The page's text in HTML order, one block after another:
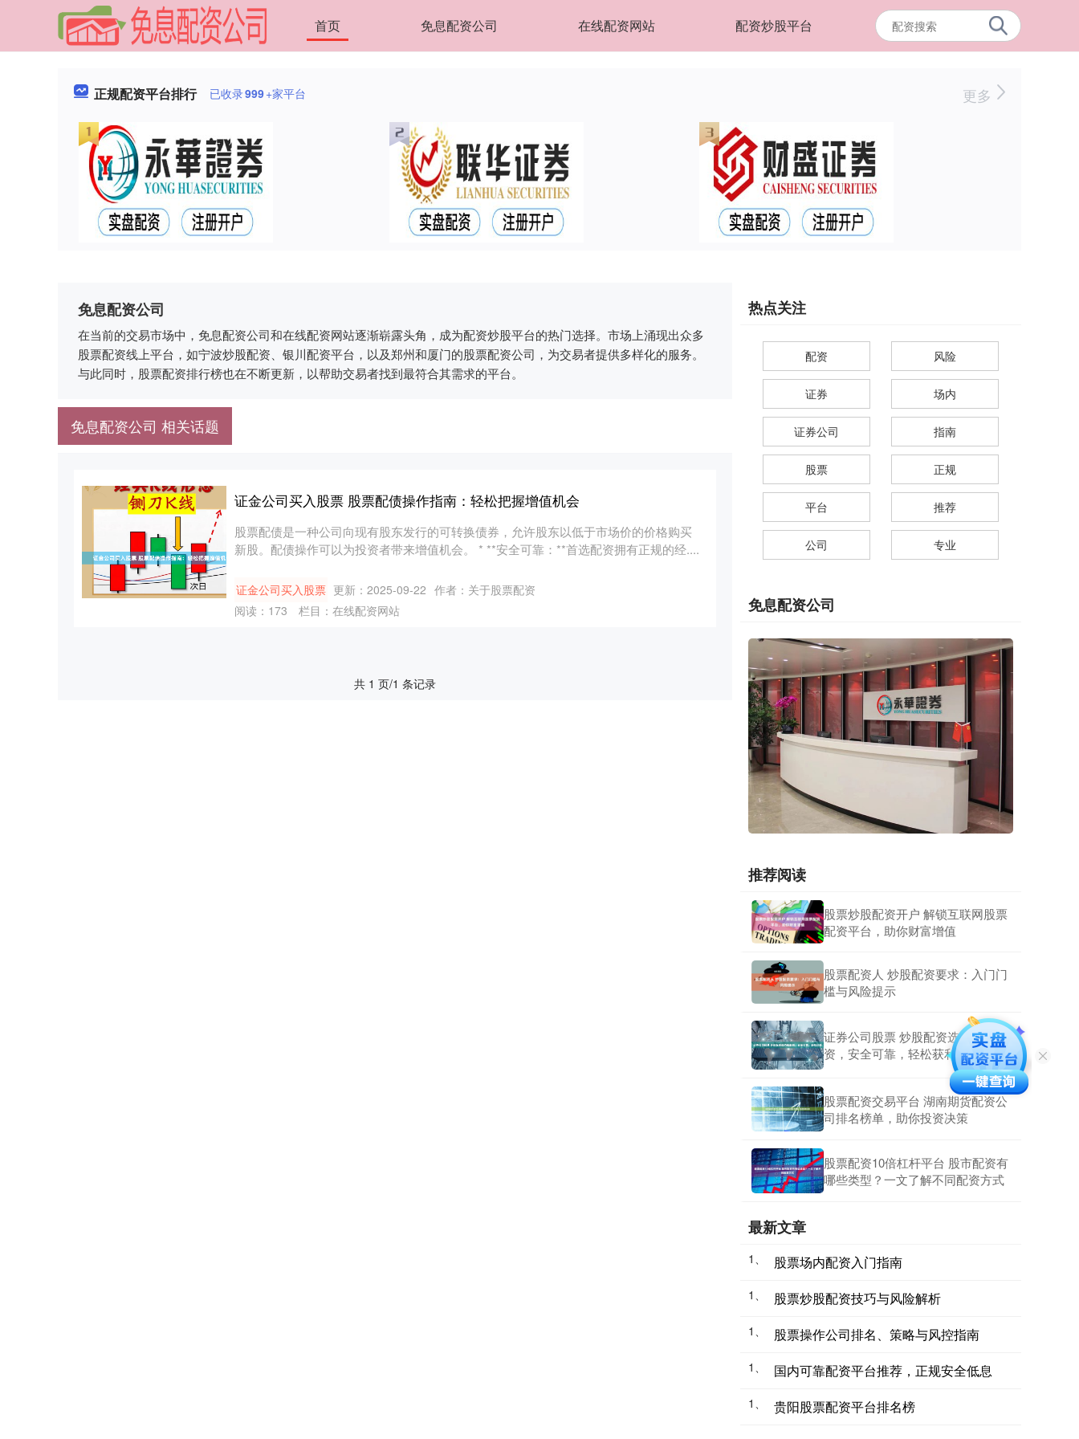
首页 免息配资公司 在线配资网站 配资炒股平台
正规配资平台排行 已收录999+家平台 更多
免息配资公司
在当前的交易市场中，免息配资公司和在线配资网站逐渐崭露头角，成为配资炒股平台的热门选择。市场上涌现出众多
股票配资线上平台，如宁波炒股配资、银川配资平台，以及郑州和厦门的股票配资公司，为交易者提供多样化的服务。
与此同时，股票配资排行榜也在不断更新，以帮助交易者找到最符合其需求的平台。
免息配资公司 相关话题
证金公司买入股票 股票配债操作指南：轻松把握增值机会
股票配债是一种公司向现有股东发行的可转换债券，允许股东以低于市场价的价格购买
新股。配债操作可以为投资者带来增值机会。 * **安全可靠：**首选配资拥有正规的经....
证金公司买入股票 更新：2025-09-22 作者：关于股票配资
阅读： 173 栏目： 在线配资网站
共 1 页/1 条记录
热点关注
配资 风险
证券 场内
证券公司 指南
股票 正规
平台 推荐
公司 专业
免息配资公司
推荐阅读
股票炒股配资开户 解锁互联网股票
配资平台，助你财富增值
股票配资人 炒股配资要求：入门门
槛与风险提示
证券公司股票 炒股配资选约选配
资，安全可靠，轻松获利
股票配资交易平台 湖南期货配资公
司排名榜单，助你投资决策
股票配资10倍杠杆平台 股市配资有
哪些类型？一文了解不同配资方式
最新文章
1、 股票场内配资入门指南
1、 股票炒股配资技巧与风险解析
1、 股票操作公司排名、策略与风控指南
1、 国内可靠配资平台推荐，正规安全低息
1、 贵阳股票配资平台排名榜